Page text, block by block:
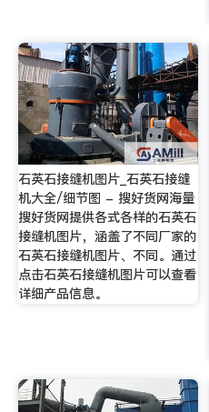
石英石接缝机图片_石英石接缝
机大全/细节图 - 搜好货网海量
搜好货网提供各式各样的石英石
接缝机图片，涵盖了不同厂家的
石英石接缝机图片、不同。通过
点击石英石接缝机图片可以查看
详细产品信息。